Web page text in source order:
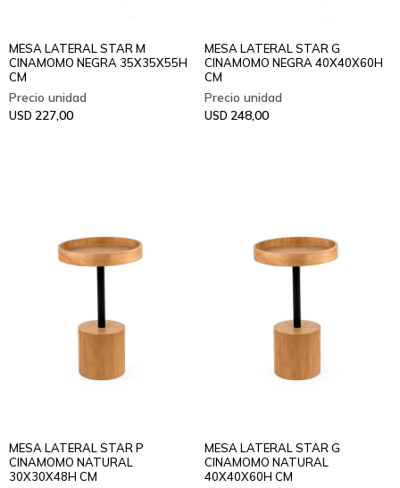
MESA LATERAL STAR M
CINAMOMO NEGRA 35X35X55H
CM
USD 227,00
MESA LATERAL STAR G
CINAMOMO NEGRA 40X40X60H
CM
USD 248,00
MESA LATERAL STAR P
CINAMOMO NATURAL
30X30X48H CM
MESA LATERAL STAR G
CINAMOMO NATURAL
40X40X60H CM